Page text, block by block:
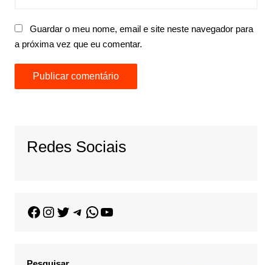
Guardar o meu nome, email e site neste navegador para
a próxima vez que eu comentar.
Redes Sociais